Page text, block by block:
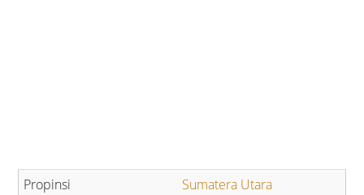
Sumatera Utara